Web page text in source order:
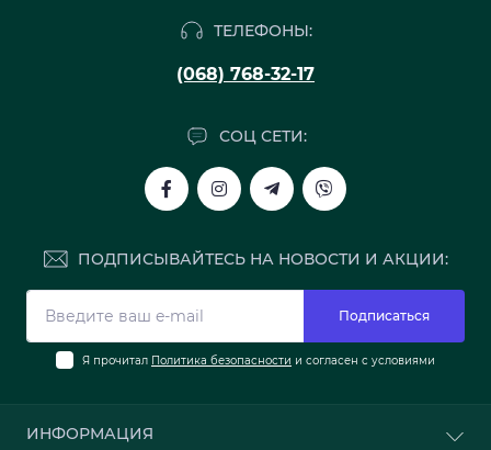
ТЕЛЕФОНЫ:
(068) 768-32-17
СОЦ СЕТИ:
ПОДПИСЫВАЙТЕСЬ НА НОВОСТИ И АКЦИИ:
Подписаться
Я прочитал Политика безопасности и согласен с условиями
ИНФОРМАЦИЯ